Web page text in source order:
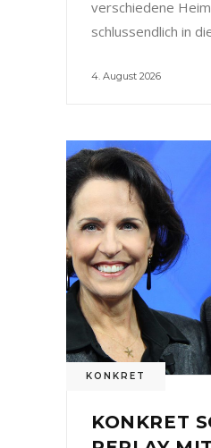
verschiedene
schlussendlich in
4. August 2026
KONKRET
KONKRET